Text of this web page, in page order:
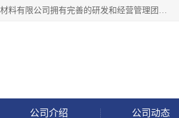
清远市鑫叶新型装饰材料有限公司批量供应：集成墙板等产品，清远市鑫叶新型装饰材料有限公司拥有完善的研发和经营管理团队，取得有70多项证书。不断让研发科技成果惠及全人类，用新材料保护自然资源，让人类生活居住健康与自然发展相和谐。全国统一热线电话：*。
公司介绍 公司动态